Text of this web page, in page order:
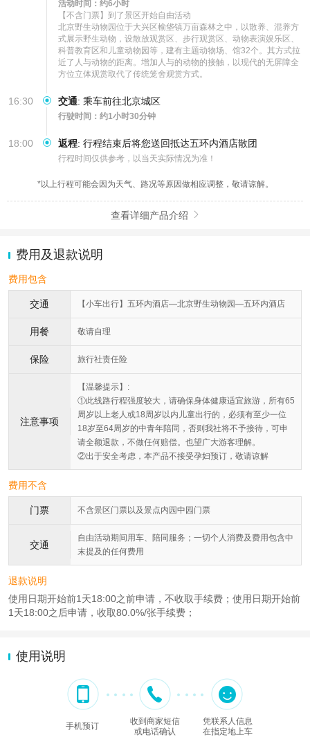
活动时间：约6小时
【不含门票】到了景区开始自由活动
北京野生动物园位于大兴区榆垡镇万亩森林之中，以散养、混养方
式展示野生动物，设散放观赏区、步行观赏区、动物表演娱乐区、
科普教育区和儿童动物园等，建有主题动物场、馆32个。其方式拉
近了人与动物的距离。增加人与的动物的接触，以现代的无屏障全
方位立体观赏取代了传统笼舍观赏方式。
16:30 交通: 乘车前往北京城区
行驶时间：约1小时30分钟
18:00 返程: 行程结束后将您送回抵达五环内酒店散团
行程时间仅供参考，以当天实际情况为准！
*以上行程可能会因为天气、路况等原因做相应调整，敬请谅解。
查看详细产品介绍 
费用及退款说明
费用包含
交通 【小车出行】五环内酒店—北京野生动物园—五环内酒店
用餐 敬请自理
保险 旅行社责任险
注意事项
【温馨提示】:
①此线路行程强度较大，请确保身体健康适宜旅游，所有65
周岁以上老人或18周岁以内儿童出行的，必须有至少一位
18岁至64周岁的中青年陪同，否则我社将不予接待，可申
请全额退款，不做任何赔偿。也望广大游客理解。
②出于安全考虑，本产品不接受孕妇预订，敬请谅解
费用不含
门票 不含景区门票以及景点内园中园门票
交通
自由活动期间用车、陪同服务；一切个人消费及费用包含中
末提及的任何费用
退款说明
使用日期开始前1天18:00之前申请，不收取手续费；使用日期开始前
1天18:00之后申请，收取80.0%/张手续费；
使用说明
手机预订
收到商家短信
或电话确认
凭联系人信息
在指定地上车